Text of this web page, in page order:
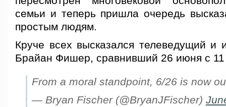
семьи и теперь пришла очередь
простым людям.
Круче всех высказался телеведущий и
Брайан Фишер, сравнивший 26 июня с 11
From a moral standpoint, 6/26 is now
— Bryan Fischer (@BryanJFischer)